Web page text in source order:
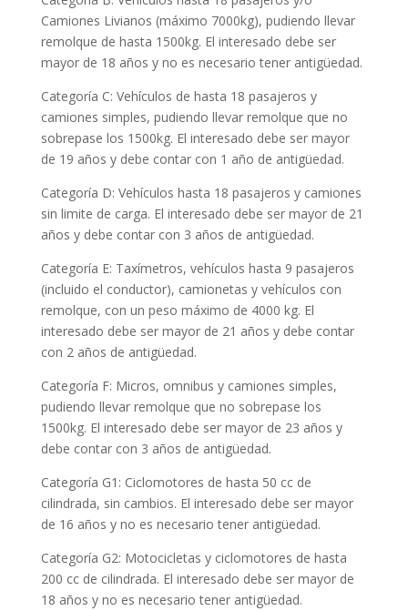
Camiones Livianos (máximo 7000kg), pudiendo llevar
remolque de hasta 1500kg. El interesado debe ser
mayor de 18 años y no es necesario tener antigüedad.
Categoría C: Vehículos de hasta 18 pasajeros y
camiones simples, pudiendo llevar remolque que no
sobrepase los 1500kg. El interesado debe ser mayor
de 19 años y debe contar con 1 año de antigüedad.
Categoría D: Vehículos hasta 18 pasajeros y camiones
sin limite de carga. El interesado debe ser mayor de 21
años y debe contar con 3 años de antigüedad.
Categoría E: Taxímetros, vehículos hasta 9 pasajeros
(incluido el conductor), camionetas y vehículos con
remolque, con un peso máximo de 4000 kg. El
interesado debe ser mayor de 21 años y debe contar
con 2 años de antigüedad.
Categoría F: Micros, omnibus y camiones simples,
pudiendo llevar remolque que no sobrepase los
1500kg. El interesado debe ser mayor de 23 años y
debe contar con 3 años de antigüedad.
​Categoría G1: Ciclomotores de hasta 50 cc de
cilindrada, sin cambios. El interesado debe ser mayor
de 16 años y no es necesario tener antigüedad.
Categoría G2: Motocicletas y ciclomotores de hasta
200 cc de cilindrada. El interesado debe ser mayor de
18 años y no es necesario tener antigüedad.